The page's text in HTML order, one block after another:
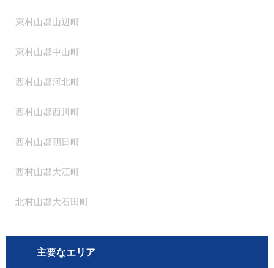
東村山郡山辺町
東村山郡中山町
西村山郡河北町
西村山郡西川町
西村山郡朝日町
西村山郡大江町
北村山郡大石田町
主要なエリア